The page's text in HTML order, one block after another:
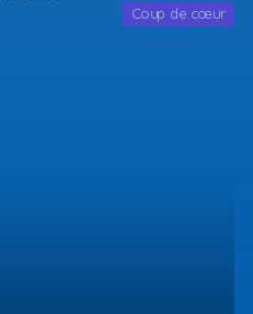
Coup de cœur